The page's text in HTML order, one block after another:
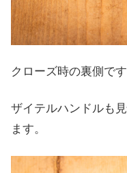
クローズ時の裏側です
ザイテルハンドルも
ます。